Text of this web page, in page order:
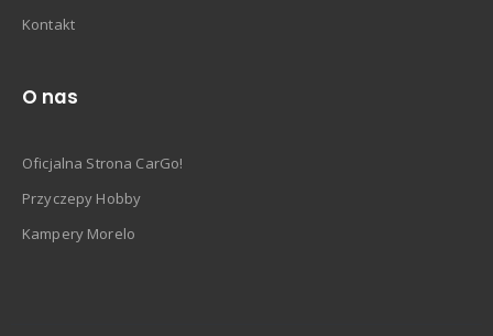
Kontakt
O nas
Oficjalna Strona CarGo!
Przyczepy Hobby
Kampery Morelo